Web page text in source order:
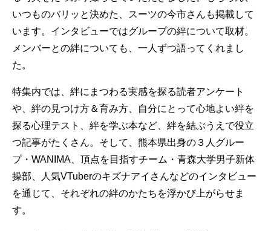
いつものバリッと決めた、スーツの今市さんも掲載して
います。インタビューではグループの絆について取材。
メンバーとの絆についても、一人ずつ語ってくれまし
た。
特集内では、絆にまつわる実感を探る読者アンケート
や、絆の見つけ方＆育み方、自分にとって心地よい絆を
探る心理テスト、絆を学ぶ本など、絆を結ぶうえで役立
つ記事がたくさん。そして、熊本県出身の３人グルー
プ・WANIMA、頂点を目指すチーム・青森大学男子新体
操部、人気VTuberのキズナアイさんなどのインタビュー
を通じて、それぞれの絆のかたちを浮かび上がらせま
す。